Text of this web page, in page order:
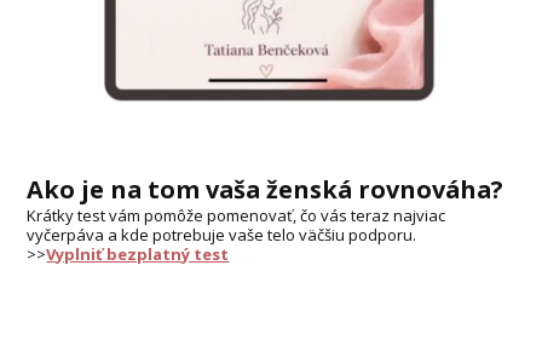
Ako je na tom vaša ženská rovnováha?
Krátky test vám pomôže pomenovať, čo vás teraz najviac
vyčerpáva a kde potrebuje vaše telo väčšiu podporu.
>>Vyplniť bezplatný test